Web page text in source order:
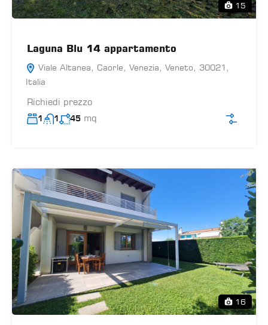
15
Laguna Blu 14 appartamento
Viale Altanea, Caorle, Venezia, Veneto, 30021,
Italia
Richiedi prezzo
1 1 45 mq
16